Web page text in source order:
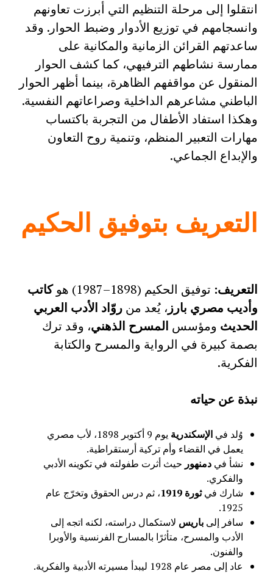
انتقلوا إلى مرحلة التنظيم التي أبرزت تعاونهم
وانسجامهم في توزيع الأدوار وضبط الحوار. وقد
ساعدتهم القرائن الزمانية والمكانية على
ممارسة نشاطهم الترفيهي، كما كشف الحوار
المنقول عن مواقفهم الظاهرة، بينما أظهر الحوار
الباطني مشاعرهم الداخلية وصراعاتهم النفسية.
وهكذا استفاد الأطفال من التجربة باكتساب
مهارات التعبير المنظم، وتنمية روح التعاون
والإبداع الجماعي.
التعريف بتوفيق الحكيم
التعريف: توفيق الحكيم (1898–1987) هو
كاتب
وأديب مصري بارز، يُعد من روّاد الأدب العربي
الحديث ومؤسس المسرح الذهني، وقد ترك
بصمة كبيرة في الرواية والمسرح والكتابة
الفكرية.
نبذة عن حياته
وُلد في الإسكندرية
يوم 9 أكتوبر 1898، لأب مصري
يعمل في القضاء وأم تركية أرستقراطية.
نشأ في دمنهور حيث أثرت طفولته في تكوينه الأدبي
والفكري.
شارك فيثورة 1919
، ثم درس الحقوق وتخرّج عام
1925.
سافر إلى باريس لاستكمال دراسته، لكنه اتجه إلى
الأدب والمسرح، متأثرًا بالمسارح الفرنسية والأوبرا
والفنون.
عاد إلى مصر عام 1928 ليبدأ مسيرته الأدبية والفكرية.